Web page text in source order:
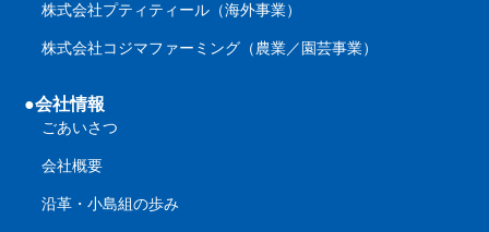
株式会社プティティール（海外事業）
株式会社コジマファーミング（農業／園芸事業）
●会社情報
ごあいさつ
会社概要
沿革・小島組の歩み